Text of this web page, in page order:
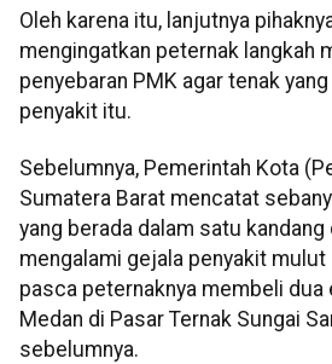
Oleh karena itu, lanjutnya
mengingatkan peternak langkah
penyebaran PMK agar tenak
penyakit itu.
Sebelumnya, Pemerintah Kota
Sumatera Barat mencatat
yang berada dalam satu kandang
mengalami gejala penyakit mulut
pasca peternaknya membeli dua
Medan di Pasar Ternak Sungai
sebelumnya.